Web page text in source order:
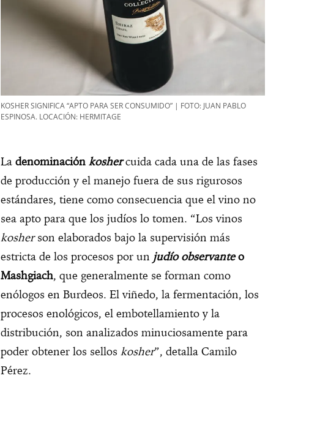
KOSHER SIGNIFICA “APTO PARA SER CONSUMIDO” | FOTO: JUAN PABLO
ESPINOSA. LOCACIÓN: HERMITAGE
La denominación koshercuida cada una de las fases
de producción y el manejo fuera de sus rigurosos
estándares, tiene como consecuencia que el vino no
sea apto para que los judíos lo tomen. “Los vinos
kosherson elaborados bajo la supervisión más
estricta de los procesos por un judío observanteo
Mashgiach, que generalmente se forman como
enólogos en Burdeos. El viñedo, la fermentación, los
procesos enológicos, el embotellamiento y la
distribución, son analizados minuciosamente para
poder obtener los sellos kosher”, detalla Camilo
Pérez.